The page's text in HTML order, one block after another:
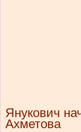
Янукович
Ахметова